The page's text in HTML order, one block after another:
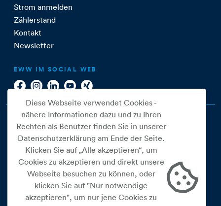
Strom anmelden
Zählerstand
Kontakt
Newsletter
EWW IM SOCIAL WEB
Cookie Einstellungen
Datenschutz
Diese Webseite verwendet Cookies -
nähere Informationen dazu und zu Ihren
Rechten als Benutzer finden Sie in unserer
Datenschutzerklärung am Ende der Seite.
Klicken Sie auf „Alle akzeptieren“, um
Cookies zu akzeptieren und direkt unsere
Webseite besuchen zu können, oder
klicken Sie auf "Nur notwendige
akzeptieren", um nur jene Cookies zu